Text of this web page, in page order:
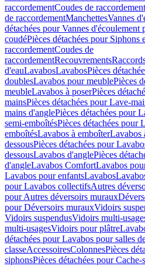
raccordementCoudes de raccordement
de raccordementManchettesVannes
détachées pour Vannes d'écoulement
coudéPièces détachées pour Siphons
raccordementCoudes de
raccordementRecouvrements
d'eauLavabosLavabosPièces
doublesLavabos pour meublePièces
meubleLavabos à poserPièces
mainsPièces détachées pour Lave-
mains d'anglePièces détachées pour
semi-emboîtésPièces détachées pour
emboîtésLavabos à emboîterLavabos
dessousPièces détachées pour
dessousLavabos d'anglePièces
d'angleLavabos ComfortLavabos
Lavabos pour enfantsLavabos
pour Lavabos collectifsAutres
pour Autres déversoirs muraux
pour Déversoirs murauxVidoirs
Vidoirs suspendusVidoirs multi-
multi-usagesVidoirs pour plâtre
détachées pour Lavabos pour salles
classeAccessoiresColonnesPièces
siphonsPièces détachées pour Cache-